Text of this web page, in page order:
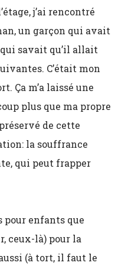
j’ai rencontré
un garçon qui avait
savait qu’il allait
C’était mon
Ça m’a laissé une
plus que ma propre
de cette
la souffrance
qui peut frapper
pour enfants que
ceux-là) pour la
(à tort, il faut le